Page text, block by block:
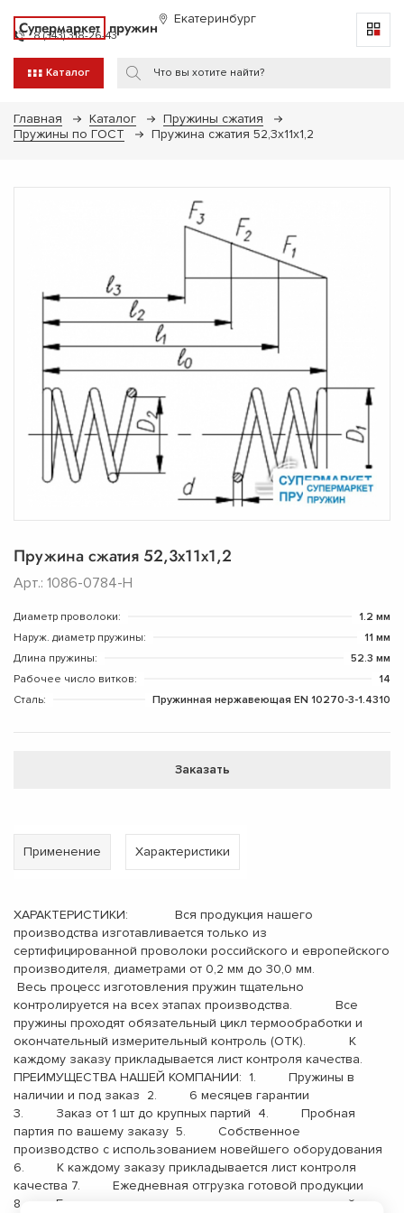
Супермаркет пружин Екатеринбург
8 (343) 318-26-43
Каталог
Главная Каталог
Пружины сжатия
Пружины по ГОСТ
Пружина сжатия 52,3х11х1,2
Пружина сжатия 52,3х11х1,2
Арт.: 1086-0784-Н
Диаметр проволоки:
1.2 мм
Наруж. диаметр пружины:
11 мм
Длина пружины:
52.3 мм
Рабочее число витков:
14
Сталь:
Пружинная нержавеющая EN 10270-3-1.4310
Заказать
Применение Характеристики
ХАРАКТЕРИСТИКИ: Вся продукция нашего
производства изготавливается только из
сертифицированной проволоки российского и европейского
производителя, диаметрами от 0,2 мм до 30,0 мм.
Весь процесс изготовления пружин тщательно
контролируется на всех этапах производства. Все
пружины проходят обязательный цикл термообработки и
окончательный измерительный контроль (ОТК). К
каждому заказу прикладывается лист контроля качества.
ПРЕИМУЩЕСТВА НАШЕЙ КОМПАНИИ: 1. Пружины в
наличии и под заказ 2. 6 месяцев гарантии
3. Заказ от 1 шт до крупных партий 4. Пробная
партия по вашему заказу 5. Собственное
производство с использованием новейшего оборудования
6. К каждому заказу прикладывается лист контроля
качества 7. Ежедневная отгрузка готовой продукции
8. Бесплатная доставка до терминала транспортной